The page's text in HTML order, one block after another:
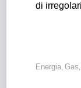
di
Energia, Gas,